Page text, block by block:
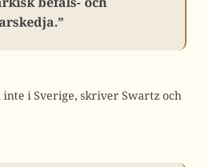
inte i Sverige, skriver Swartz och